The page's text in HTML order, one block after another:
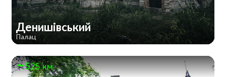
Денишівський
Палац
525 км